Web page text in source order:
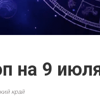
на 9
край